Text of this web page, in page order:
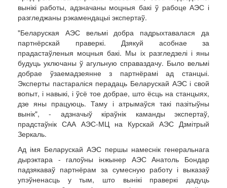
вынікі работы, адзначаны моцныя бакі ў рабоце АЭС і
разгледжаны рэкамендацыі экспертаў.
"Беларуская АЭС вельмі добра падрыхтавалася да
партнёрскай праверкі. Дзякуй асобнае за
прадастаўленыя моцныя бакі. Мы іх разгледзелі і яны
будуць уключаны ў агульную справаздачу. Было вельмі
добрае ўзаемадзеянне з партнёрамі ад станцыі.
Эксперты пастараліся перадаць Беларускай АЭС і свой
вопыт, і навыкі, і ўсё тое добрае, што ёсць на станцыях,
дзе яны працуюць. Таму і атрымаўся такі пазітыўны
вынік", - адзначыў кіраўнік каманды экспертаў,
прадстаўнік САА АЭС-МЦ на Курскай АЭС Дзмітрый
Зеркаль.
Ад імя Беларускай АЭС першы намеснік генеральнага
дырэктара - галоўны інжынер АЭС Анатоль Бондар
падзякаваў партнёрам за сумесную работу і выказаў
упэўненасць у тым, што вынікі праверкі дадуць